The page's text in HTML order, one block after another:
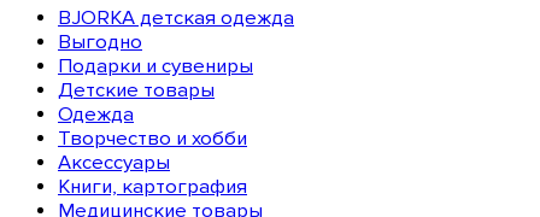
BJORKA детская одежда
Выгодно
Подарки и сувениры
Детские товары
Одежда
Творчество и хобби
Аксессуары
Книги, картография
Медицинские товары